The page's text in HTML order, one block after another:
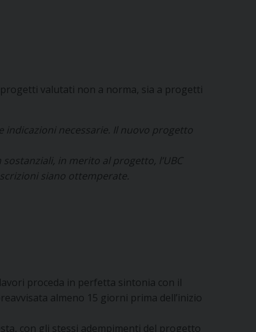
valutati non a norma, sia a progetti
indicazioni necessarie. Il nuovo progetto
in merito al progetto, l’UBC
siano ottemperate.
proceda in perfetta sintonia con il
almeno 15 giorni prima dell’inizio
con gli stessi adempimenti del progetto